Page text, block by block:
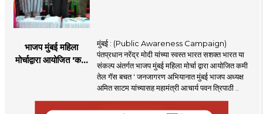
भाजप मुंबई महिला
मोर्चाद्वारा आयोजित 'कमी
मुंबई : (Public Awareness Campaign)
पंतप्रधान नरेंद्र मोदी यांच्या स्वस्त भारत सशक्त भारत या
संकल्प अंतर्गत भाजप मुंबई महिला मोर्चा द्वारा आयोजित कमी
तेल गॅस बचत ' जनजागरण अभियानात मुंबई भाजप अध्यक्ष
अमित साटम यांच्यासह महामंत्री आचार्य पवन त्रिपाठी ..